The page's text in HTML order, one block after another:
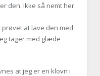
den. Ikke så nemt her
at lave den med
tager med glæde
at jeg er en klovn i